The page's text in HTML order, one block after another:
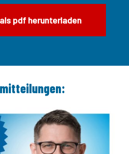
pdf herunterladen